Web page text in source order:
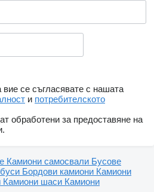
вие се съгласявате с нашата
и потребителското
обработени за предоставяне на
Камиони самосвали Бусове
Бордови камиони Камиони
Камиони шаси Камиони